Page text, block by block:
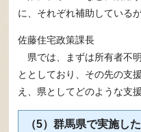
に、それぞれ補助している
佐藤住宅政策課長
県では、まずは所有者不
ととしており、その先の支
え、県としてどのような支
（5）群馬県で実施し